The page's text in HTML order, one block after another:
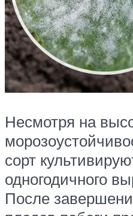
Несмотря на
сорт
одногодичного
После